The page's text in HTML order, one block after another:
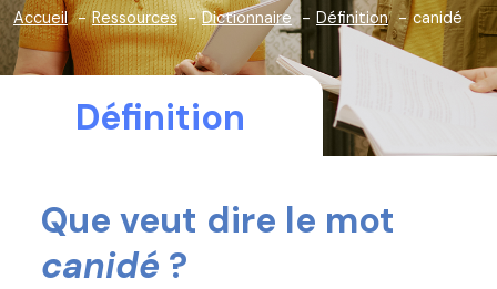
Accueil Ressources Dictionnaire Définition canidé
Définition
Que veut dire le mot
canidé ?